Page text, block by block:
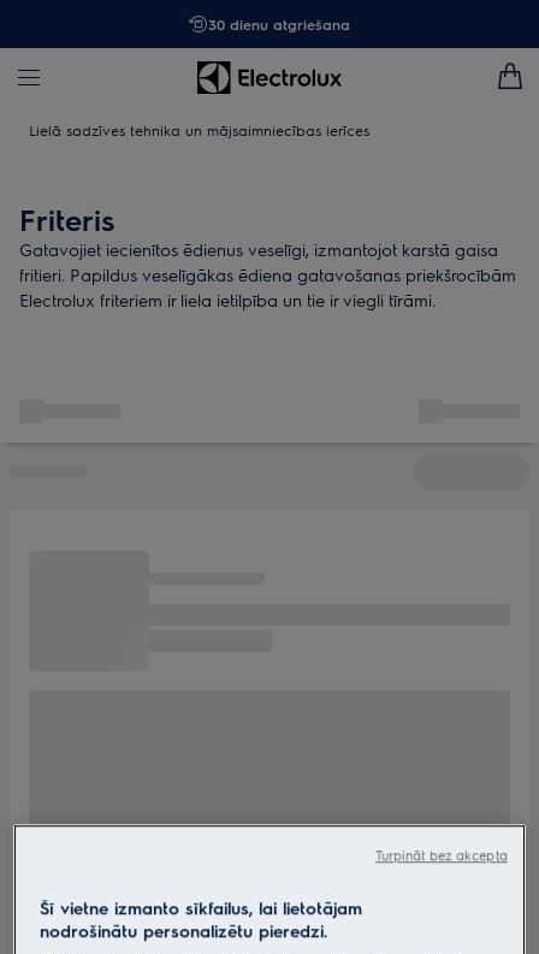
30 dienu atgriešana
Lielā sadzīves tehnika un mājsaimniecības ierīces
Friteris
Gatavojiet iecienītos ēdienus veselīgi, izmantojot karstā gaisa
fritieri. Papildus veselīgākas ēdiena gatavošanas priekšrocībām
Electrolux friteriem ir liela ietilpība un tie ir viegli tīrāmi.
Šī vietne izmanto sīkfailus, lai lietotājam
nodrošinātu personalizētu pieredzi.
Turpināt bez akcepta